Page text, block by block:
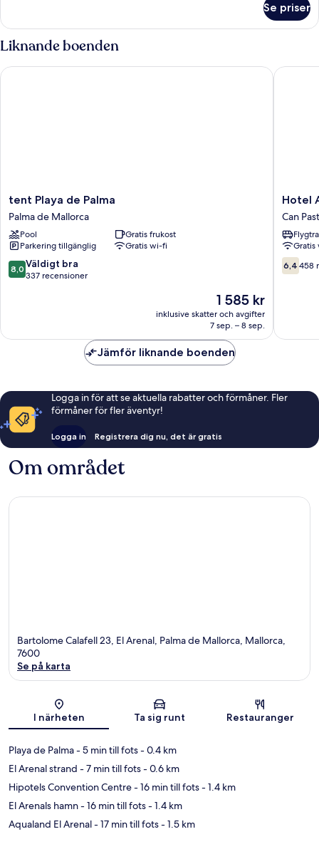
enkelrum
Se priser
Liknande boenden
tent
Playa
de
Palma
Palma
de
Mallorca
tent Playa de Palma
Palma de Mallorca
Pool
Gratis frukost
Parkering tillgänglig
Gratis wi-fi
8.0
av
8,0 Väldigt bra
337 recensioner
Priset
1 585 kr
1 585 kr
inklusive skatter och avgifter
7 sep. – 8 sep.
tent Playa de Palma
Hotel
Amic
Can
Pastilla
Can
Pastilla
Hotel
Can
6.4
av
6,4 458
Hotel
Jämför liknande boenden
Logga in för att se aktuella rabatter och förmåner. Fler
förmåner för fler äventyr!
Logga in Registrera dig nu, det är gratis
Om området
Bartolome Calafell 23, El Arenal, Palma de Mallorca, Mallorca,
7600
Se på karta
I närheten Ta sig runt Restauranger
Playa de Palma- 5 min till fots- 0.4 km
El Arenal strand - 7 min till fots- 0.6 km
Hipotels Convention Centre- 16 min till fots- 1.4 km
El Arenals hamn- 16 min till fots- 1.4 km
Aqualand El Arenal- 17 min till fots- 1.5 km